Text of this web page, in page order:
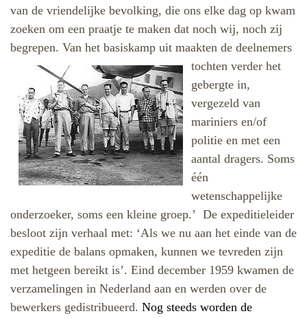
van de vriendelijke bevolking, die ons elke dag op kwam
zoeken om een praatje te maken dat noch wij, noch zij
begrepen. Van het basiskamp uit maakten de deelnemers
tochten verder het
gebergte in,
vergezeld van
mariniers en/of
politie en met een
aantal dragers. Soms
één
wetenschappelijke
onderzoeker, soms een kleine groep.’ De expeditieleider
besloot zijn verhaal met: ‘Als we nu aan het einde van de
expeditie de balans opmaken, kunnen we tevreden zijn
met hetgeen bereikt is’. Eind december 1959 kwamen de
verzamelingen in Nederland aan en werden over de
bewerkers gedistribueerd. Nog steeds worden de